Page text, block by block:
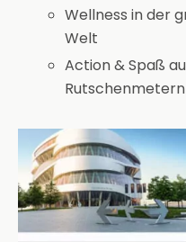
Wellness in der
Welt
Action & Spaß
Rutschenmetern